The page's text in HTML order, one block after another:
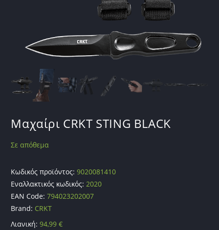
Μαχαίρι CRKT STING BLACK
Σε απόθεμα
Κωδικός προϊόντος:9020081410
Εναλλακτικός κωδικός: 2020
EAN Code:794023202007
Brand: CRKT
Λιανική:94,99€